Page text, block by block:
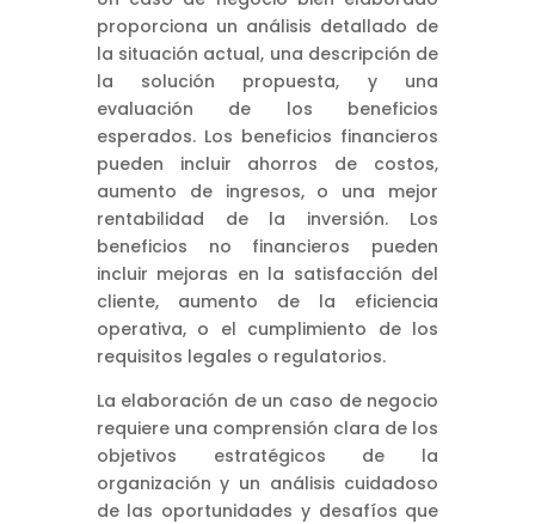
proporciona un análisis detallado de
la situación actual, una descripción de
la solución propuesta, y una
evaluación de los beneficios
esperados. Los beneficios financieros
pueden incluir ahorros de costos,
aumento de ingresos, o una mejor
rentabilidad de la inversión. Los
beneficios no financieros pueden
incluir mejoras en la satisfacción del
cliente, aumento de la eficiencia
operativa, o el cumplimiento de los
requisitos legales o regulatorios.
La elaboración de un caso de negocio
requiere una comprensión clara de los
objetivos estratégicos de la
organización y un análisis cuidadoso
de las oportunidades y desafíos que